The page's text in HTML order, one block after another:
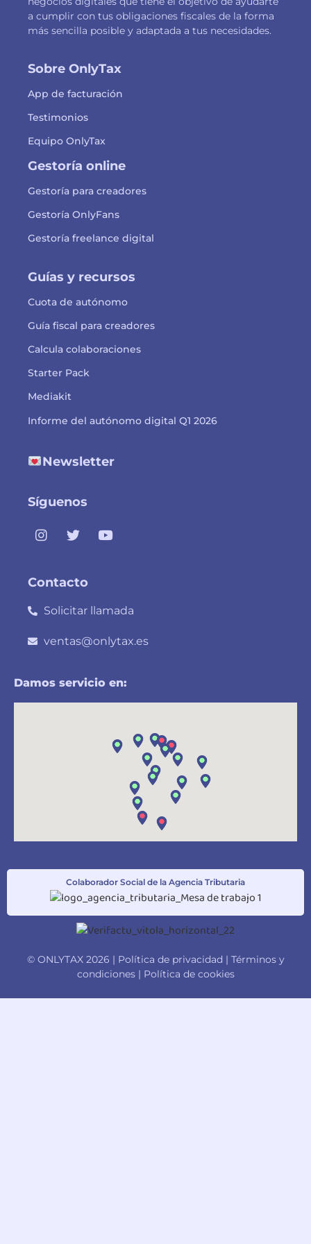
a cumplir con tus obligaciones fiscales de la forma
más sencilla posible y adaptada a tus necesidades.
Sobre OnlyTax
App de facturación
Testimonios
Equipo OnlyTax
Gestoría online
Gestoría para creadores
Gestoría OnlyFans
Gestoría freelance digital
Guías y recursos
Cuota de autónomo
Guía fiscal para creadores
Calcula colaboraciones
Starter Pack
Mediakit
Informe del autónomo digital Q1 2026
Newsletter
Síguenos
Contacto
Solicitar llamada
ventas@onlytax.es
Damos servicio en:
Colaborador Social de la Agencia Tributaria
© ONLYTAX 2026 | Política de privacidad | Términos y
condiciones| Política de cookies